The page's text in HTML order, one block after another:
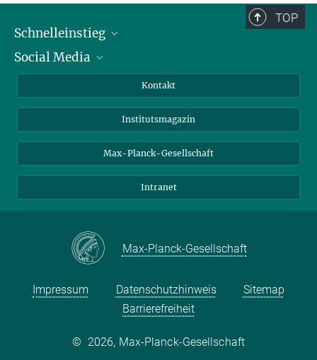
TOP
Schnelleinstieg
Alumni
Schulen
Studierende
Social Media
Facebook
YouTube
Kontakt
Institutsmagazin
Max-Planck-Gesellschaft
Intranet
Max-Planck-Gesellschaft
Impressum Datenschutzhinweis
Sitemap
Barrierefreiheit
© 2026, Max-Planck-Gesellschaft